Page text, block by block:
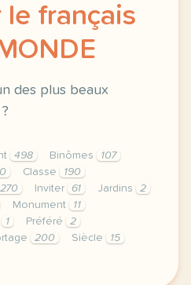
le français
des plus beaux
498 Binômes
107
Classe
190
270 Inviter 61 Jardins
2
Monument
11
1 Préféré
2
200 Siècle
15
privee est une priorite